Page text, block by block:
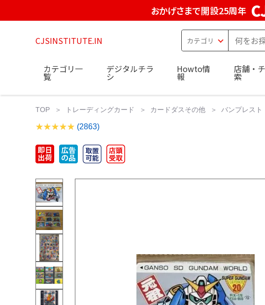
おかげさまで開設25周年
CJSINSTITUTE.IN
カテゴリ一
覧
デジタルチラ
シ
Howto情
報
店舗・
索
TOP トレーディングカード カードダスその他 バンプレス
(2863)